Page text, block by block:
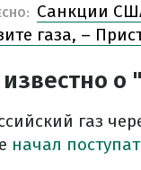
Санкции
газа, –
о
газ
начал